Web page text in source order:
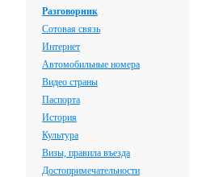
Разговорник
Сотовая связь
Интернет
Автомобильные номера
Видео страны
Паспорта
История
Культура
Визы, правила въезда
Достопримечательности